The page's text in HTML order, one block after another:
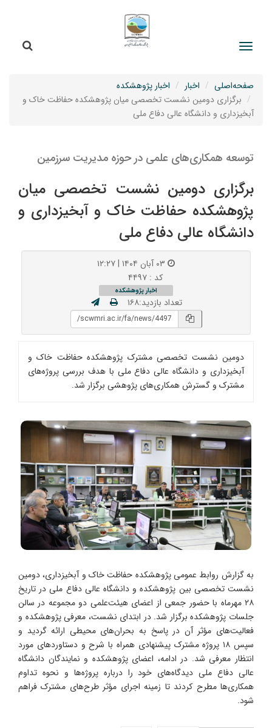
صفحه‌اصلی اخبار
اخبار پژوهشکده
برگزاری دومین نشست تخصصی میان پژوهشکده حفاظت خاک و
آبخیزداری و دانشگاه عالی دفاع ملی
توسعه همکاری‌های علمی در حوزه مدیریت سرزمین
برگزاری دومین نشست تخصصی میان
پژوهشکده حفاظت خاک و آبخیزداری و
دانشگاه عالی دفاع ملی
کد : ۴۴۹۷
اخبار پژوهشکده
تعداد بازدید:۱۶۸
دومین نشست تخصصی مشترک پژوهشکده حفاظت خاک و
آبخیزداری و دانشگاه عالی دفاع ملی با هدف بررسی پروژه‌های
مشترک و گسترش همکاری‌های پژوهشی برگزار شد.
به گزارش روابط عمومی پژوهشکده حفاظت خاک و آبخیزداری، دومین
نشست تخصصی بین پژوهشکده و دانشگاه عالی دفاع ملی در تاریخ
۲۸ مهرماه با حضور جمعی از اعضای هیئت‌علمی دو مجموعه در سالن
جلسات پژوهشکده برگزار شد. در ابتدای نشست، معرفی پژوهشکده و
فعالیت‌های مؤثر آن در پاسخ به بحران‌های محیطی ارائه گردید و
سپس ۱۸ پروژه مشترک پیشنهادی همراه با شرح و دستاوردهای مورد
انتظار معرفی شد. در ادامه، اعضای پژوهشکده و نمایندگان دانشگاه
عالی دفاع ملی دیدگاه‌های خود را درباره پروژه‌ها و نحوه تداوم
همکاری‌ها مطرح کردند تا زمینه اجرای مؤثر طرح‌های مشترک فراهم
شود.